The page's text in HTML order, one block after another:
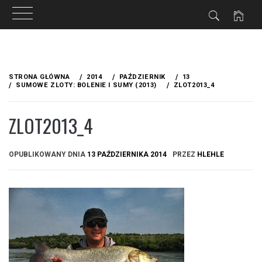
treści
STRONA GŁÓWNA 2014 PAŹDZIERNIK
13
SUMOWE ZLOTY: BOLENIE I SUMY (2013)
ZLOT2013_4
ZLOT2013_4
OPUBLIKOWANY DNIA 13 PAŹDZIERNIKA 2014 PRZEZ HLEHLE